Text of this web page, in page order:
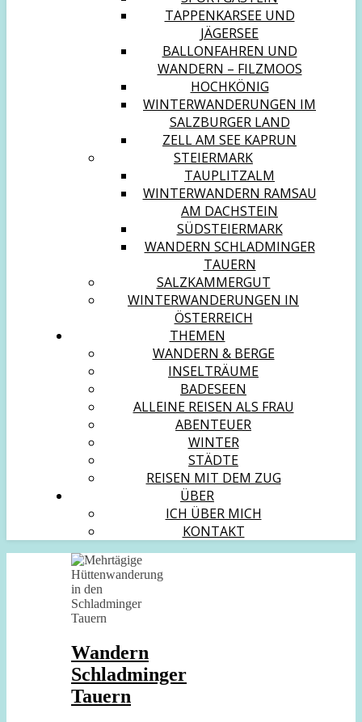
TAPPENKARSEE UND
JÄGERSEE
BALLONFAHREN UND
WANDERN – FILZMOOS
HOCHKÖNIG
WINTERWANDERUNGEN IM
SALZBURGER LAND
ZELL AM SEE KAPRUN
STEIERMARK
TAUPLITZALM
WINTERWANDERN RAMSAU
AM DACHSTEIN
SÜDSTEIERMARK
WANDERN SCHLADMINGER
TAUERN
SALZKAMMERGUT
WINTERWANDERUNGEN IN
ÖSTERREICH
THEMEN
WANDERN & BERGE
INSELTRÄUME
BADESEEN
ALLEINE REISEN ALS FRAU
ABENTEUER
WINTER
STÄDTE
REISEN MIT DEM ZUG
ÜBER
ICH ÜBER MICH
KONTAKT
Wandern
Schladminger
Tauern